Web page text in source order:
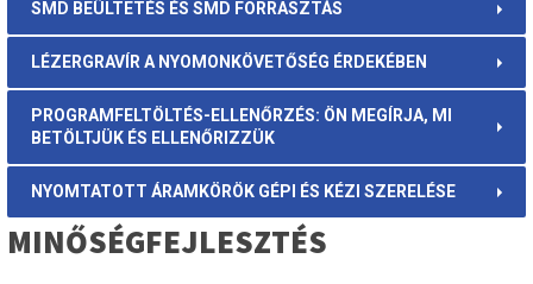
SMD BEÜLTETÉS ÉS SMD FORRASZTÁS
LÉZERGRAVÍR A NYOMONKÖVETŐSÉG ÉRDEKÉBEN
PROGRAMFELTÖLTÉS-ELLENŐRZÉS: ÖN MEGÍRJA, MI
BETÖLTJÜK ÉS ELLENŐRIZZÜK
NYOMTATOTT ÁRAMKÖRÖK GÉPI ÉS KÉZI SZERELÉSE
MINŐSÉGFEJLESZTÉS